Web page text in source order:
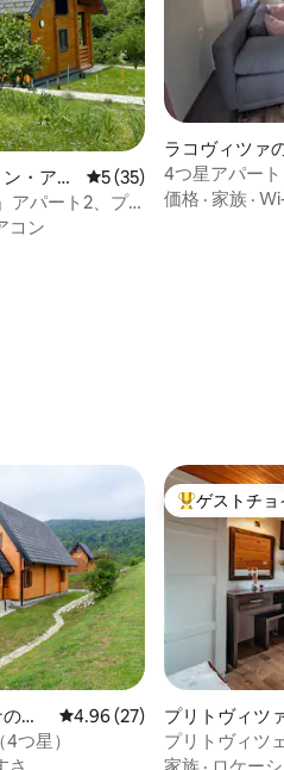
評価
・アパ
レビュー35件、5つ星中
5 (35)
アパート2、プ
コン
ラコヴィツァ
アパート
4つ星アパート
価格 · 家族 ·
評価
シ
レビュー27件、5つ星中
4.96 (27)
つ星）
大好評のゲ
ゲストチョ
プリトヴィツ
ン・アパート
プリトヴィツ
用の快適なア